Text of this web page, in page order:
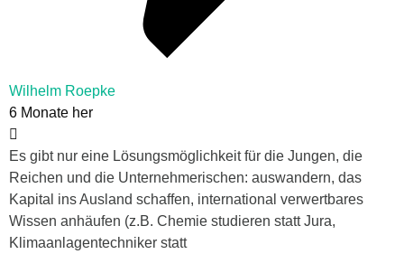
Wilhelm Roepke
6 Monate her
Es gibt nur eine Lösungsmöglichkeit für die Jungen, die
Reichen und die Unternehmerischen: auswandern, das
Kapital ins Ausland schaffen, international verwertbares
Wissen anhäufen (z.B. Chemie studieren statt Jura,
Klimaanlagentechniker statt